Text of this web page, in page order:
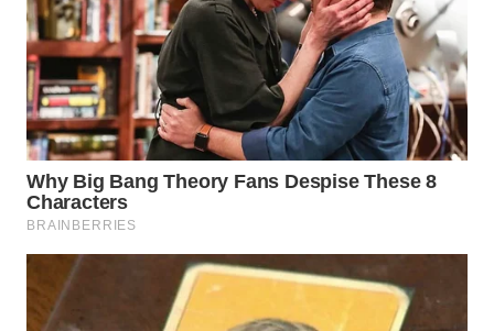
PADANG
LAWAS
WN
SUMEDANG
WN
CIANJUR
WN
KEPULAUAN
SERIBU